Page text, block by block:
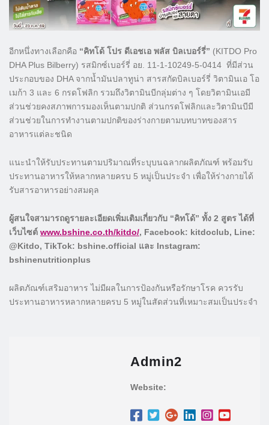
อีกหนึ่งทางเลือกคือ “คิทโด้ โปร ดีเอชเอ พลัส บิลเบอร์รี่” (KITDO Pro
DHA Plus Bilberry) รสมิกซ์เบอร์รี่ อย. 11-1-10249-5-0414 ที่มีส่วน
ประกอบของ DHA จากน้ำมันปลาทูน่า สารสกัดบิลเบอร์รี่ วิตามินเอ โอ
เมก้า 3 และ 6 กรดโฟลิก รวมถึงวิตามินบีกลุ่มต่าง ๆ โดยวิตามินเอมี
ส่วนช่วยคงสภาพการมองเห็นตามปกติ ส่วนกรดโฟลิกและวิตามินบีมี
ส่วนช่วยในการทำงานตามปกติของร่างกายตามบทบาทของสาร
อาหารแต่ละชนิด
แนะนำให้รับประทานตามปริมาณที่ระบุบนฉลากผลิตภัณฑ์ พร้อมรับ
ประทานอาหารให้หลากหลายครบ 5 หมู่เป็นประจำ เพื่อให้ร่างกายได้
รับสารอาหารอย่างสมดุล
ผู้สนใจสามารถดูรายละเอียดเพิ่มเติมเกี่ยวกับ “คิทโด้” ทั้ง 2 สูตร ได้ที่
เว็บไซต์ www.bshine.co.th/kitdo/, Facebook: kitdoclub, Line:
@Kitdo, TikTok: bshine.official และ Instagram:
bshinenutritionplus
ผลิตภัณฑ์เสริมอาหาร ไม่มีผลในการป้องกันหรือรักษาโรค ควรรับ
ประทานอาหารหลากหลายครบ 5 หมู่ในสัดส่วนที่เหมาะสมเป็นประจำ
Admin2
Website: